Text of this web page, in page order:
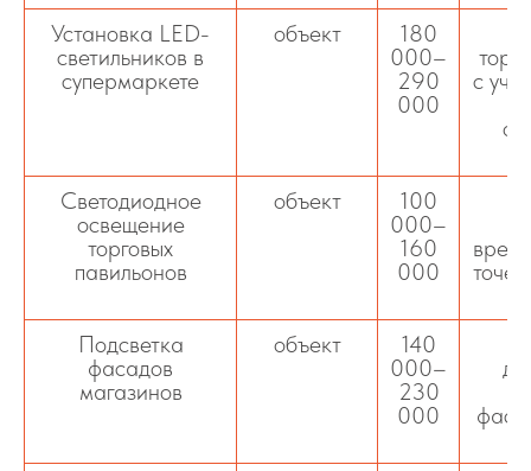
Установка LED-
светильников в
супермаркете
объект
180
000–
290
000
с
Светодиодное
освещение
торговых
павильонов
объект
100
000–
160
000
Подсветка
фасадов
магазинов
объект
140
000–
230
000